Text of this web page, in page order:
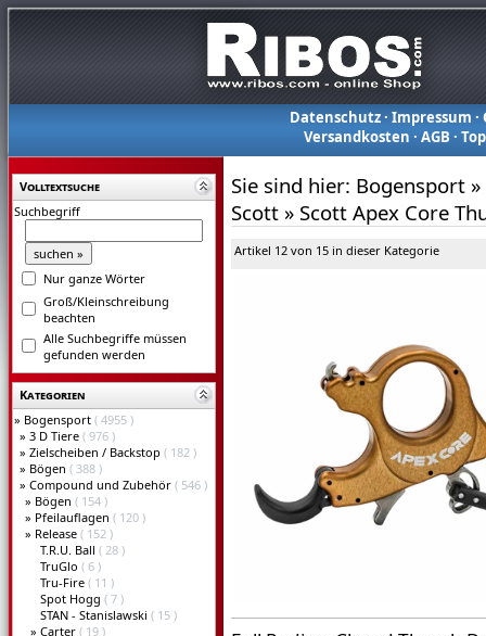
Datenschutz· Impressum ·
Versandkosten ·AGB ·
Volltextsuche
Suchbegriff
Nur ganze Wörter
Groß/Kleinschreibung
beachten
Alle Suchbegriffe müssen
gefunden werden
Kategorien
» Bogensport ( 4955 )
» 3 D Tiere ( 976 )
» Zielscheiben / Backstop ( 182 )
» Bögen ( 388 )
» Compound und Zubehör ( 546 )
» Bögen ( 154 )
» Pfeilauflagen ( 120 )
» Release ( 152 )
T.R.U. Ball ( 28 )
TruGlo ( 6 )
Tru-Fire ( 11 )
Spot Hogg ( 7 )
STAN - Stanislawski ( 15 )
» Carter ( 19 )
Sie sind hier: Bogensport »
Scott » Scott Apex Core
Artikel 12 von 15 in dieser Kategorie